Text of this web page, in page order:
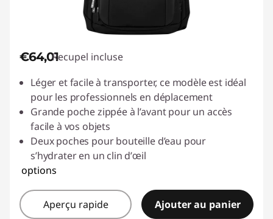
€64,01Recupel incluse
Léger et facile à transporter, ce modèle est idéal
pour les professionnels en déplacement
Grande poche zippée à l’avant pour un accès
facile à vos objets
Deux poches pour bouteille d’eau pour
s’hydrater en un clin d’œil
options
Aperçu rapide Ajouter au panier